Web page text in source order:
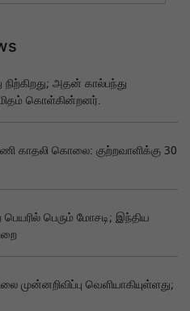
அதன் கால்பந்து
கொள்கின்றனர்.
காதலி கொலை: குற்றவாளிக்கு 30
பெரும் மோசடி; இந்திய
வெளியாகியுள்ளது;